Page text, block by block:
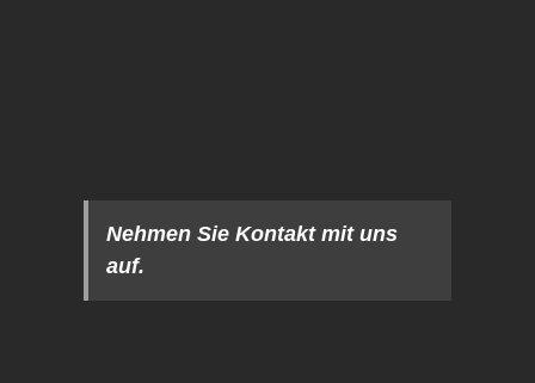
Nehmen Sie Kontakt mit uns
auf.